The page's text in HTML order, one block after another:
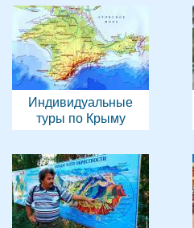
Индивидуальные
туры по Крыму